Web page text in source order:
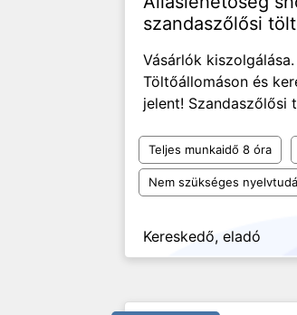
szandaszőlősi
Vásárlók
Töltőállomáson és
jelent! Szandaszőlősi
Teljes munkaidő 8 óra
Nem szükséges
Kereskedő, eladó